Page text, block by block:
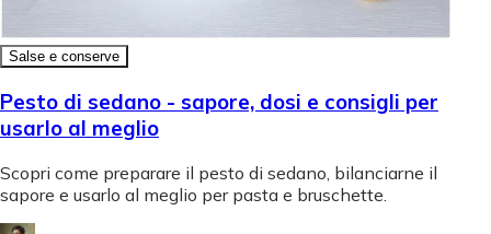
Salse e conserve
Pesto di sedano - sapore, dosi e consigli per
usarlo al meglio
Scopri come preparare il pesto di sedano, bilanciarne il
sapore e usarlo al meglio per pasta e bruschette.